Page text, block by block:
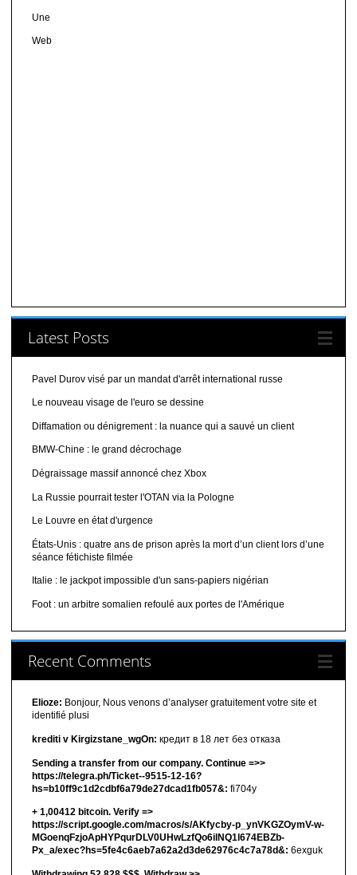
Une
Web
Latest Posts
Pavel Durov visé par un mandat d'arrêt international russe
Le nouveau visage de l'euro se dessine
Diffamation ou dénigrement : la nuance qui a sauvé un client
BMW-Chine : le grand décrochage
Dégraissage massif annoncé chez Xbox
La Russie pourrait tester l'OTAN via la Pologne
Le Louvre en état d'urgence
États-Unis : quatre ans de prison après la mort d’un client lors d’une
séance fétichiste filmée
Italie : le jackpot impossible d'un sans-papiers nigérian
Foot : un arbitre somalien refoulé aux portes de l'Amérique
Recent Comments
Elioze: Bonjour, Nous venons d’analyser gratuitement votre site et
identifié plusi
krediti v Kirgizstane_wgOn: кредит в 18 лет без отказа
Sending a transfer from our company. Continue =>>
https://telegra.ph/Ticket--9515-12-16?
hs=b10ff9c1d2cdbf6a79de27dcad1fb057&: fi704y
+ 1,00412 bitсоin. Verify =>
https://script.google.com/macros/s/AKfycby-p_ynVKGZOymV-w-
MGoenqFzjoApHYPqurDLV0UHwLzfQo6ilNQ1l674EBZb-
Px_a/exec?hs=5fe4c6aeb7a62a2d3de62976c4c7a78d&: 6exguk